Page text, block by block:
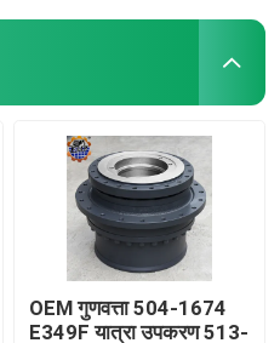
OEM गुणवत्ता 504-1674
E349F यात्रा उपकरण 513-